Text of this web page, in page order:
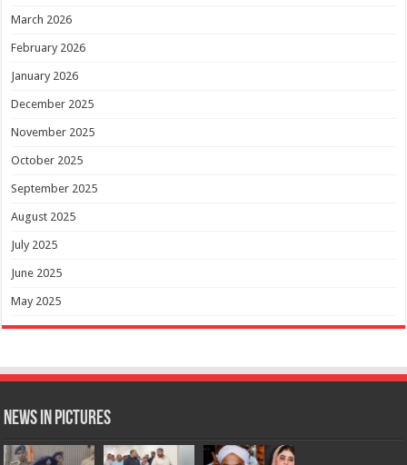
March 2026
February 2026
January 2026
December 2025
November 2025
October 2025
September 2025
August 2025
July 2025
June 2025
May 2025
News in Pictures